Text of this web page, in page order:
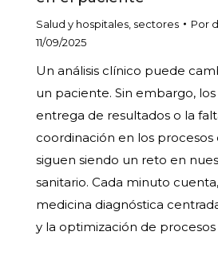
Salud y hospitales sectores Por
11/09/2025
Un análisis clínico puede
un paciente. Sin embargo,
entrega de resultados o la
coordinación en los procesos
siguen siendo un reto en
sanitario. Cada minuto
medicina diagnóstica
y la optimización de procesos